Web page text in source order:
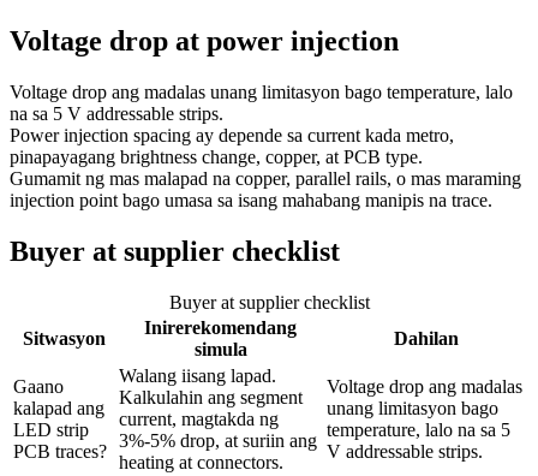
Voltage drop at power injection
Voltage drop ang madalas unang limitasyon bago temperature, lalo
na sa 5 V addressable strips.
Power injection spacing ay depende sa current kada metro,
pinapayagang brightness change, copper, at PCB type.
Gumamit ng mas malapad na copper, parallel rails, o mas maraming
injection point bago umasa sa isang mahabang manipis na trace.
Buyer at supplier checklist
Buyer at supplier checklist
Sitwasyon
Inirerekomendang
simula
Dahilan
Gaano
kalapad ang
LED strip
PCB traces?
Walang iisang lapad.
Kalkulahin ang segment
current, magtakda ng
3%-5% drop, at suriin ang
heating at connectors.
Voltage drop ang madalas
unang limitasyon bago
temperature, lalo na sa 5
V addressable strips.